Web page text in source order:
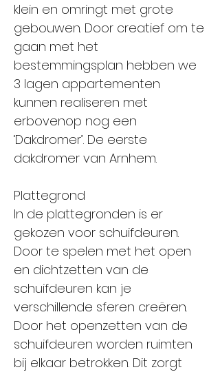
klein en omringt met grote
gebouwen. Door creatief om te
gaan met het
bestemmingsplan hebben we
3 lagen appartementen
kunnen realiseren met
erbovenop nog een
‘Dakdromer’. De eerste
dakdromer van Arnhem.
Plattegrond
In de plattegronden is er
gekozen voor schuifdeuren.
Door te spelen met het open
en dichtzetten van de
schuifdeuren kan je
verschillende sferen creëren.
Door het openzetten van de
schuifdeuren worden ruimten
bij elkaar betrokken. Dit zorgt